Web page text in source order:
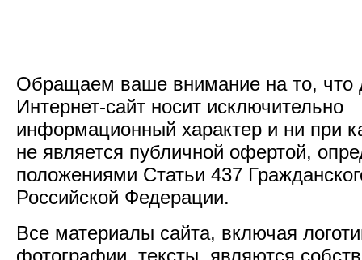
Обращаем ваше внимание на то, что
Интернет-сайт носит исключительно
информационный характер и ни при
не является публичной офертой,
положениями Статьи 437
Российской Федерации.
Все материалы сайта, включая